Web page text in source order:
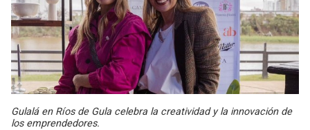
Gulalá en Ríos de Gula celebra la creatividad y la innovación de
los emprendedores.